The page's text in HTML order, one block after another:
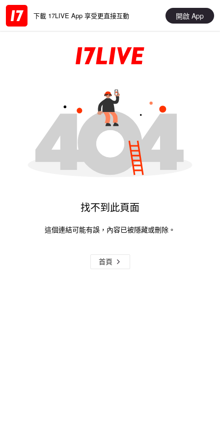
下載 17LIVE App 享受更直接互動 開啟 App
找不到此頁面
這個連結可能有誤，內容已被隱藏或刪除。
首頁